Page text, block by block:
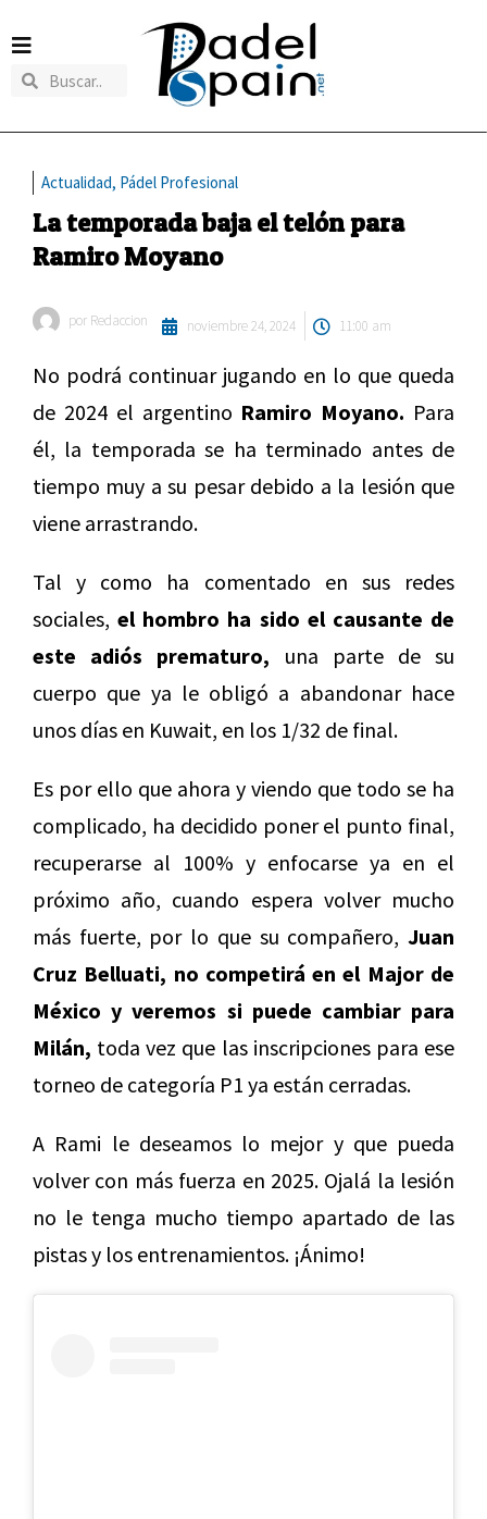
Actualidad, Pádel Profesional
La temporada baja el telón para
Ramiro Moyano
por Redaccion noviembre 24, 2024 11:00 am
No podrá continuar jugando en lo que queda
de 2024 el argentino Ramiro Moyano. Para
él, la temporada se ha terminado antes de
tiempo muy a su pesar debido a la lesión que
viene arrastrando.
Tal y como ha comentado en sus redes
sociales,el hombro ha sido el causante de
este adiós prematuro, una parte de su
cuerpo que ya le obligó a abandonar hace
unos días en Kuwait, en los 1/32 de final.
Es por ello que ahora y viendo que todo se ha
complicado, ha decidido poner el punto final,
recuperarse al 100% y enfocarse ya en el
próximo año, cuando espera volver mucho
más fuerte, por lo que su compañero, Juan
Cruz Belluati, no competirá en el Major de
México y veremos si puede cambiar para
Milán, toda vez que las inscripciones para ese
torneo de categoría P1 ya están cerradas.
A Rami le deseamos lo mejor y que pueda
volver con más fuerza en 2025. Ojalá la lesión
no le tenga mucho tiempo apartado de las
pistas y los entrenamientos. ¡Ánimo!